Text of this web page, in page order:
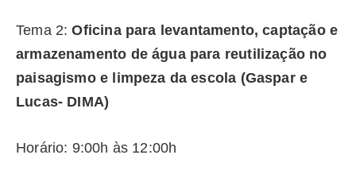
Tema 2: Oficina para levantamento, captação e
armazenamento de água para reutilização no
paisagismo e limpeza da escola (Gaspar e
Lucas- DIMA)
Horário: 9:00h às 12:00h